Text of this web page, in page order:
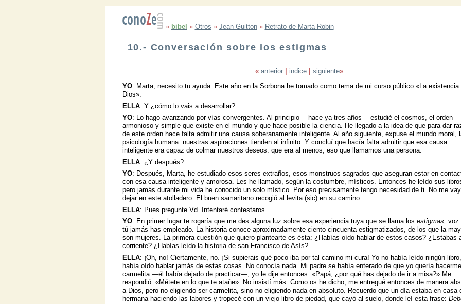
» bibel » Otros » Jean Guitton» Retrato de Marta Robin
10.- Conversación sobre los estigmas
« anterior indice siguiente»
YO: Marta, necesito tu ayuda. Este año en la Sorbona he tomado como tema de mi curso público «La existencia
Dios».
ELLA: Y ¿cómo lo vais a desarrollar?
YO: Lo hago avanzando por vías convergentes. Al principio —hace ya tres años— estudié el cosmos, el orden
armonioso y simple que existe en el mundo y que hace posible la ciencia. He llegado a la idea de que para dar
de este orden hace falta admitir una causa soberanamente inteligente. Al año siguiente, expuse el mundo moral,
psicología humana: nuestras aspiraciones tienden al infinito. Y concluí que hacía falta admitir que esa causa
inteligente era capaz de colmar nuestros deseos: que era al menos, eso que llamamos una persona.
ELLA: ¿Y después?
YO: Después, Marta, he estudiado esos seres extraños, esos monstruos sagrados que aseguran estar en
con esa causa inteligente y amorosa. Les he llamado, según la costumbre, místicos. Entonces he leído sus
pero jamás durante mi vida he conocido un solo místico. Por eso precisamente tengo necesidad de ti. No me
dejar en este atolladero. El buen samaritano recogió al levita (sic) en su camino.
ELLA: Pues pregunte Vd. Intentaré contestaros.
YO: En primer lugar te rogaría que me des alguna luz sobre esa experiencia tuya que se llama los estigmas, voz
tú jamás has empleado. La historia conoce aproximadamente ciento cincuenta estigmatizados, de los que la
son mujeres. La primera cuestión que quiero plantearte es ésta: ¿Habías oído hablar de estos casos? ¿Estabas
corriente? ¿Habías leído la historia de san Francisco de Asís?
ELLA: ¡Oh, no! Ciertamente, no. ¡Si supierais qué poco iba por tal camino mi cura! Yo no había leído ningún
había oído hablar jamás de estas cosas. No conocía nada. Mi padre se había enterado de que yo quería hacerme
carmelita —él había dejado de practicar—, yo le dije entonces: «Papá, ¿por qué has dejado de ir a misa?» Me
respondió: «Métete en lo que te atañe». No insistí más. Como os he dicho, me entregué entonces de manera
a Dios, pero no eligiendo ser carmelita, sino no eligiendo nada en absoluto. Recuerdo que un día estaba en casa
hermana haciendo las labores y tropecé con un viejo libro de piedad, que cayó al suelo, donde leí esta frase: